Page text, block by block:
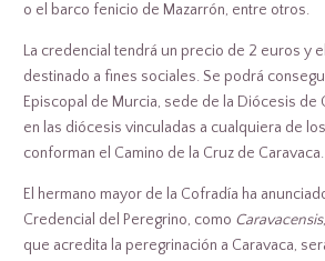
o el barco fenicio de Mazarrón, entre otros.
La credencial tendrá un precio de 2 euros y
destinado a fines sociales. Se podrá
Episcopal de Murcia, sede de la Diócesis de
en las diócesis vinculadas a cualquiera de
conforman el Camino de la Cruz de Caravaca.
El hermano mayor de la Cofradía ha
Credencial del Peregrino, como Caravacensis
que acredita la peregrinación a Caravaca,